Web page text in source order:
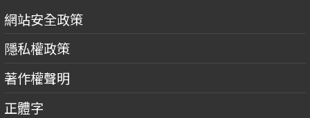
網站安全政策
隱私權政策
著作權聲明
正體字